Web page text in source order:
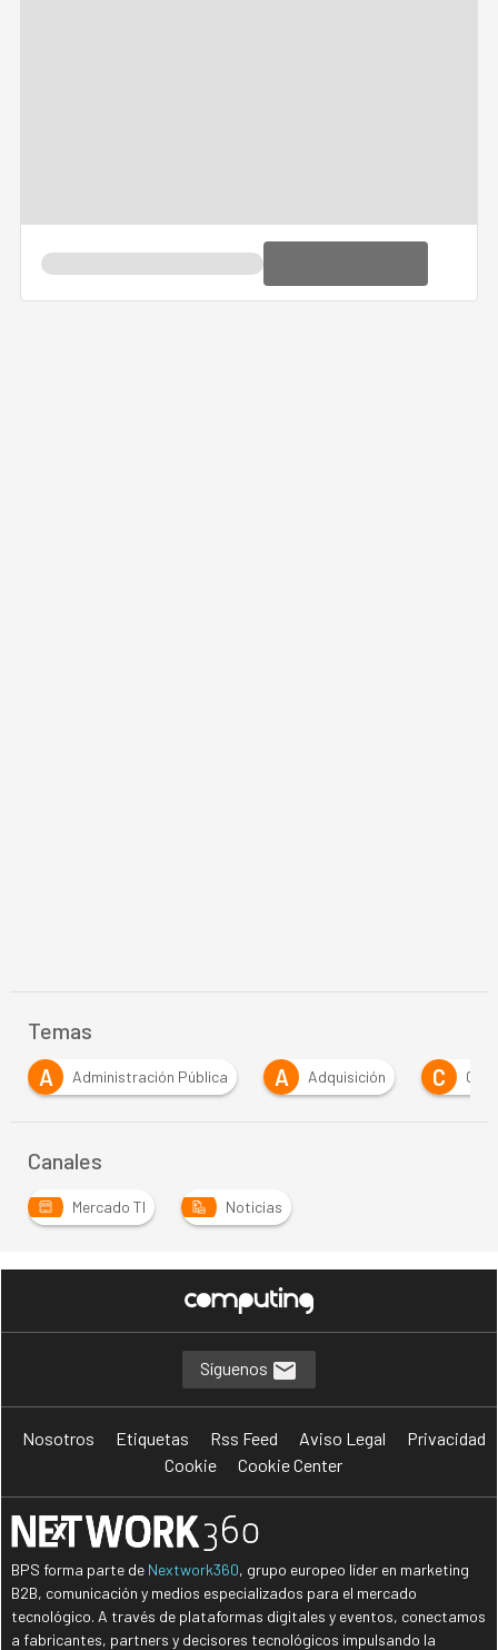
Temas
A
Administración Pública A Adquisición C CRM
Canales
Mercado TI Noticias
Síguenos
Nosotros Etiquetas Rss Feed Aviso Legal
Privacidad
Cookie
Cookie Center
BPS forma parte de Nextwork360, grupo europeo líder en marketing
B2B, comunicación y medios especializados para el mercado
tecnológico. A través de plataformas digitales y eventos, conectamos
a fabricantes, partners y decisores tecnológicos impulsando la